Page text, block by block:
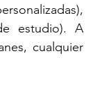
estudio). A
cualquier